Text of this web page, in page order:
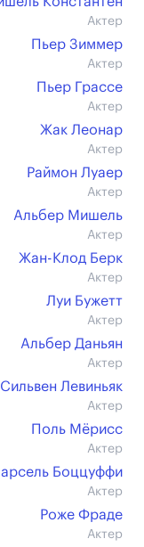
Актер
Пьер Зиммер
Актер
Пьер Грассе
Актер
Жак Леонар
Актер
Раймон Луаер
Актер
Альбер Мишель
Актер
Жан-Клод Берк
Актер
Луи Бужетт
Актер
Альбер Даньян
Актер
Сильвен Левиньяк
Актер
Поль Мёрисс
Актер
Боццуффи
Актер
Роже Фраде
Актер